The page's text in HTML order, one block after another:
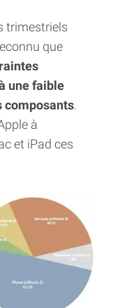
trimestriels
que
une faible
composants.
à
et iPad ces